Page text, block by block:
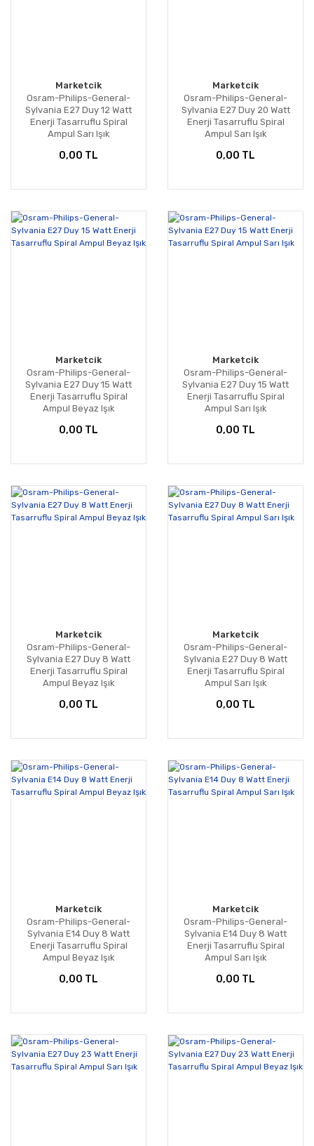
Marketcik
Osram-Philips-General-
Sylvania E27 Duy 12 Watt
Enerji Tasarruflu Spiral
Ampul Sarı Işık
0,00 TL
Marketcik
Osram-Philips-General-
Sylvania E27 Duy 20 Watt
Enerji Tasarruflu Spiral
Ampul Sarı Işık
0,00 TL
Marketcik
Osram-Philips-General-
Sylvania E27 Duy 15 Watt
Enerji Tasarruflu Spiral
Ampul Beyaz Işık
0,00 TL
Marketcik
Osram-Philips-General-
Sylvania E27 Duy 15 Watt
Enerji Tasarruflu Spiral
Ampul Sarı Işık
0,00 TL
Marketcik
Osram-Philips-General-
Sylvania E27 Duy 8 Watt
Enerji Tasarruflu Spiral
Ampul Beyaz Işık
0,00 TL
Marketcik
Osram-Philips-General-
Sylvania E27 Duy 8 Watt
Enerji Tasarruflu Spiral
Ampul Sarı Işık
0,00 TL
Marketcik
Osram-Philips-General-
Sylvania E14 Duy 8 Watt
Enerji Tasarruflu Spiral
Ampul Beyaz Işık
0,00 TL
Marketcik
Osram-Philips-General-
Sylvania E14 Duy 8 Watt
Enerji Tasarruflu Spiral
Ampul Sarı Işık
0,00 TL